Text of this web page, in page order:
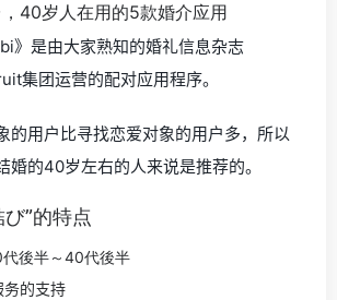
》是由大家熟知的婚礼信息杂志
集团运营的配对应用程序。
的用户比寻找恋爱对象的用户多，所以
婚的40岁左右的人来说是推荐的。
”的特点
後半～40代後半
务的支持